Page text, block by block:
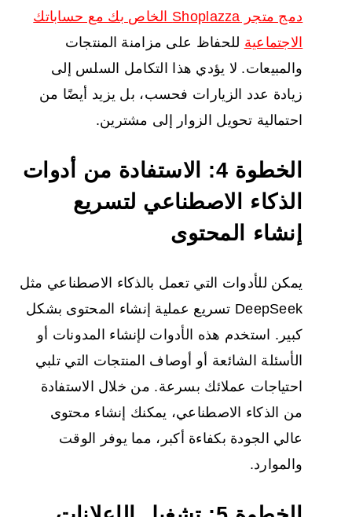
دمج متجر Shoplazza الخاص بك مع حساباتك
الاجتماعية للحفاظ على مزامنة المنتجات
والمبيعات. لا يؤدي هذا التكامل السلس إلى
زيادة عدد الزيارات فحسب، بل يزيد أيضًا من
احتمالية تحويل الزوار إلى مشترين.
الخطوة 4: الاستفادة من أدوات
الذكاء الاصطناعي لتسريع
إنشاء المحتوى
يمكن للأدوات التي تعمل بالذكاء الاصطناعي مثل
DeepSeek تسريع عملية إنشاء المحتوى بشكل
كبير. استخدم هذه الأدوات لإنشاء المدونات أو
الأسئلة الشائعة أو أوصاف المنتجات التي تلبي
احتياجات عملائك بسرعة. من خلال الاستفادة
من الذكاء الاصطناعي، يمكنك إنشاء محتوى
عالي الجودة بكفاءة أكبر، مما يوفر الوقت
والموارد.